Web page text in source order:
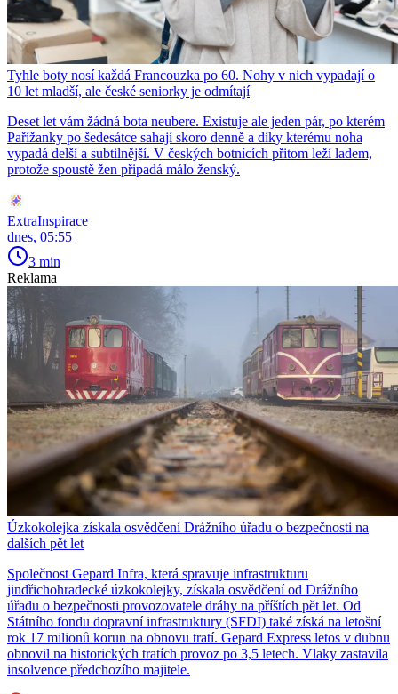
Tyhle boty nosí každá Francouzka po 60. Nohy v nich vypadají o
10 let mladší, ale české seniorky je odmítají
Deset let vám žádná bota neubere. Existuje ale jeden pár, po kterém
Pařížanky po šedesátce sahají skoro denně a díky kterému noha
vypadá delší a subtilnější. V českých botnících přitom leží ladem,
protože spoustě žen připadá málo ženský.
ExtraInspirace
dnes, 05:55
3 min
Reklama
Úzkokolejka získala osvědčení Drážního úřadu o bezpečnosti na
dalších pět let
Společnost Gepard Infra, která spravuje infrastrukturu
jindřichohradecké úzkokolejky, získala osvědčení od Drážního
úřadu o bezpečnosti provozovatele dráhy na příštích pět let. Od
Státního fondu dopravní infrastruktury (SFDI) také získá na letošní
rok 17 milionů korun na obnovu tratí. Gepard Express letos v dubnu
obnovil na historických tratích provoz po 3,5 letech. Vlaky zastavila
insolvence předchozího majitele.